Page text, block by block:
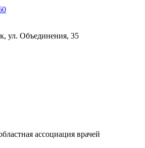
ул. Объединения, 35
ассоциация врачей